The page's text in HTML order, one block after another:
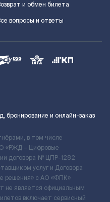
и обмен билета
вопросы и ответы
бронирование и онлайн-заказ
в том числе
«РЖД – Цифровые
договора № ЦПР-1282
услуг и Договора
решения» c АО «ФПК»
является официальным
включает сервисный